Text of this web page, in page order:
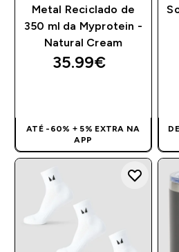
Metal Reciclado de
350 ml da Myprotein -
Natural Cream
35.99€‎
ATÉ -60% + 5% EXTRA NA
APP